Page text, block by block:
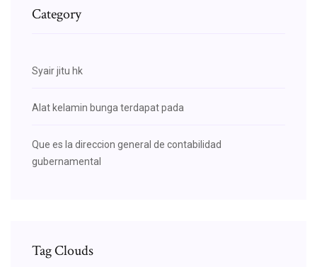
Category
Syair jitu hk
Alat kelamin bunga terdapat pada
Que es la direccion general de contabilidad
gubernamental
Tag Clouds